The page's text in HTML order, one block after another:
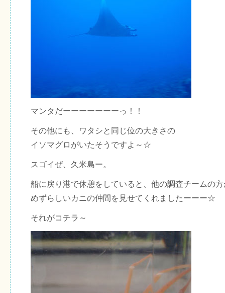
マンタだーーーーーーーっ！！
その他にも、ワタシと同じ位の大きさの
イソマグロがいたそうですよ～☆
スゴイぜ、久米島ー。
船に戻り港で休憩をしていると、他の調査チームの方
めずらしいカニの仲間を見せてくれましたーーー☆
それがコチラ～